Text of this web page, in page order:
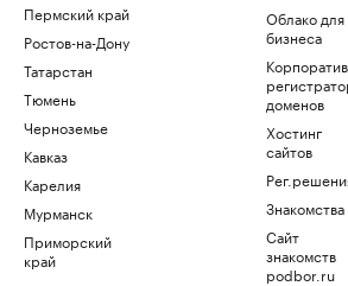
Пермский край
Ростов-на-Дону
Татарстан
Тюмень
Черноземье
Кавказ
Карелия
Мурманск
Приморский
край
Облако для
бизнеса
доменов
Хостинг
сайтов
Знакомства
Сайт
знакомств
podbor.ru